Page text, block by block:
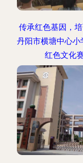
传承红色基因，
丹阳市横塘中心
红色文化